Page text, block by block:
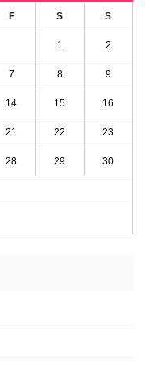
F S S
1 2
7 8 9
14 15 16
21 22 23
28 29 30